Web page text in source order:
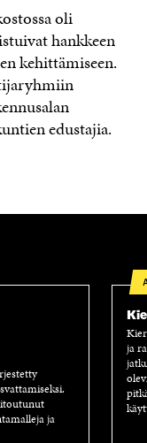
oli
hankkeen
kehittämiseen.
edustajia.
ja
ja